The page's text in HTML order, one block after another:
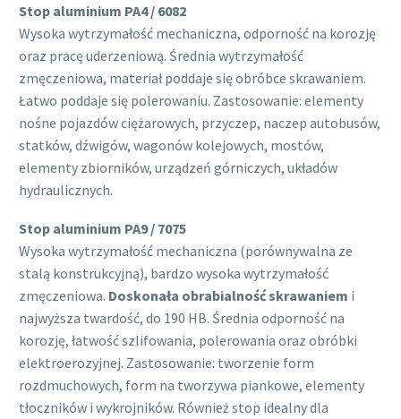
Stop aluminium PA4 / 6082
Wysoka wytrzymałość mechaniczna, odporność na korozję
oraz pracę uderzeniową. Średnia wytrzymałość
zmęczeniowa, materiał poddaje się obróbce skrawaniem.
Łatwo poddaje się polerowaniu. Zastosowanie: elementy
nośne pojazdów ciężarowych, przyczep, naczep autobusów,
statków, dźwigów, wagonów kolejowych, mostów,
elementy zbiorników, urządzeń górniczych, układów
hydraulicznych.
Stop aluminium PA9 / 7075
Wysoka wytrzymałość mechaniczna (porównywalna ze
stalą konstrukcyjną), bardzo wysoka wytrzymałość
zmęczeniowa. Doskonała obrabialność skrawaniem i
najwyższa twardość, do 190 HB. Średnia odporność na
korozję, łatwość szlifowania, polerowania oraz obróbki
elektroerozyjnej. Zastosowanie: tworzenie form
rozdmuchowych, form na tworzywa piankowe, elementy
tłoczników i wykrojników. Również stop idealny dla